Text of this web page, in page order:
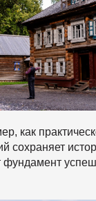
как
сохраняет